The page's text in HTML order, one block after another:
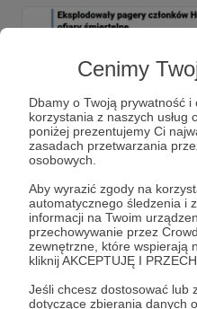
Cenimy
Dbamy o Twoją prywatność i
korzystania z naszych usług
poniżej prezentujemy Ci
zasadach przetwarzania
osobowych.
Aby wyrazić zgody na
automatycznego śledzenia i
informacji na Twoim
przechowywanie przez
zewnętrzne, które wspierają
kliknij AKCEPTUJĘ I
Jeśli chcesz dostosować lub
dotyczące zbierania danych
23.09.2024 ● Brak komentarzy
Prasówka - bonus
Eksplodujące pagery i
pomocy wojskowej dla
Raport NSZZ Solidarność